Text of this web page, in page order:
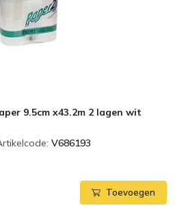
9.5cm x43.2m 2 lagen wit
V686193
Toevoegen